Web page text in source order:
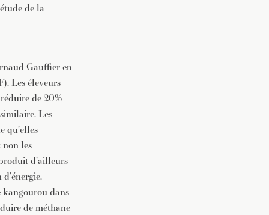
de la
Gauffier en
Les éleveurs
de 20%
Les
qu’elles
non les
d’ailleurs
kangourou dans
de méthane